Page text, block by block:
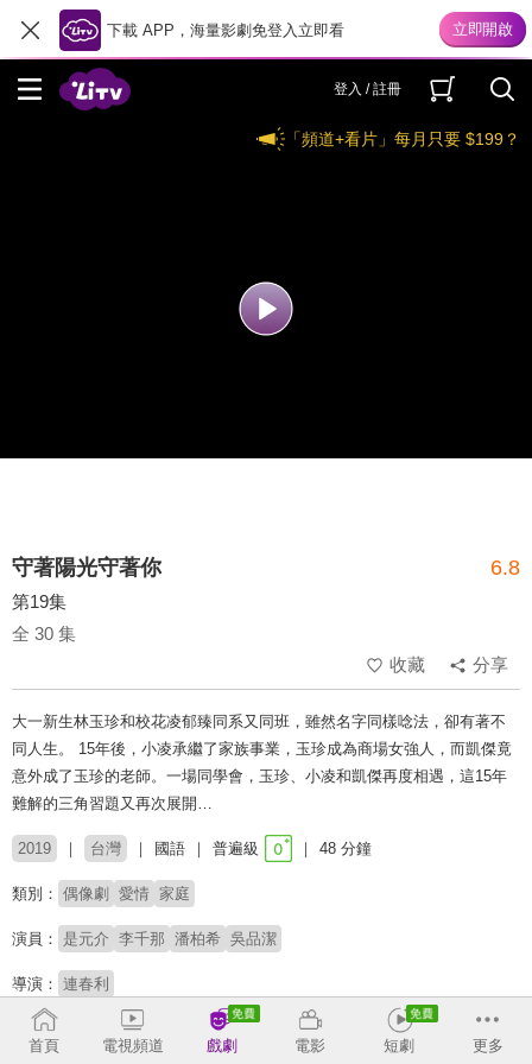
下載 APP，海量影劇免登入立即看
登入 / 註冊
「頻道+看片」每月只要 $199？
守著陽光守著你 6.8
第19集
全 30 集
收藏
分享
大一新生林玉珍和校花凌郁臻同系又同班，雖然名字同樣唸法，卻有著不
同人生。 15年後，小凌承繼了家族事業，玉珍成為商場女強人，而凱傑竟
意外成了玉珍的老師。一場同學會，玉珍、小凌和凱傑再度相遇，這15年
難解的三角習題又再次展開…
2019 台灣 國語 普遍級 48 分鐘
類別： 偶像劇 愛情 家庭
演員： 是元介 李千那 潘柏希 吳品潔
導演： 連春利
首頁 電視頻道 戲劇 電影 短劇 更多